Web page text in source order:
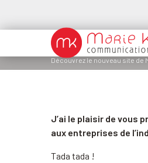
Découvrez le nouveau site de
J’ai le plaisir de vous
aux entreprises de
Tada tada !